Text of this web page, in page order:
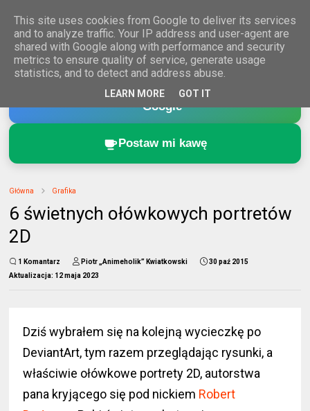
Dodaj Animeholik.pl do ulubionych źródeł w
Google
Postaw mi kawę
Główna Grafika
6 świetnych ołówkowych portretów
2D
1 Komantarz Piotr „Animeholik” Kwiatkowski
30 paź 2015
Aktualizacja: 12 maja 2023
Dziś wybrałem się na kolejną wycieczkę po
DeviantArt, tym razem przeglądając rysunki, a
właściwie ołówkowe portrety 2D, autorstwa
pana kryjącego się pod nickiem Robert
This site uses cookies from Google to deliver its services
and to analyze traffic. Your IP address and user-agent are
shared with Google along with performance and security
metrics to ensure quality of service, generate usage
statistics, and to detect and address abuse.
LEARN MORE GOT IT